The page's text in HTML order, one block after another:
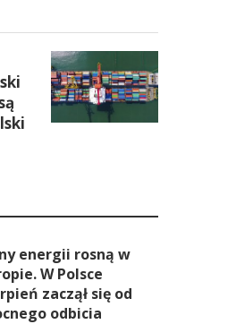
energii rosną w
W Polsce
zaczął się od
odbicia